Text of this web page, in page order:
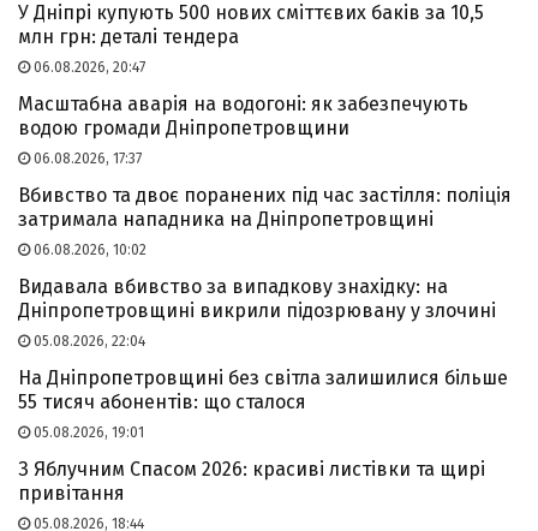
У Дніпрі купують 500 нових сміттєвих баків за 10,5
млн грн: деталі тендера
06.08.2026, 20:47
Масштабна аварія на водогоні: як забезпечують
водою громади Дніпропетровщини
06.08.2026, 17:37
Вбивство та двоє поранених під час застілля: поліція
затримала нападника на Дніпропетровщині
06.08.2026, 10:02
Видавала вбивство за випадкову знахідку: на
Дніпропетровщині викрили підозрювану у злочині
05.08.2026, 22:04
На Дніпропетровщині без світла залишилися більше
55 тисяч абонентів: що сталося
05.08.2026, 19:01
З Яблучним Спасом 2026: красиві листівки та щирі
привітання
05.08.2026, 18:44